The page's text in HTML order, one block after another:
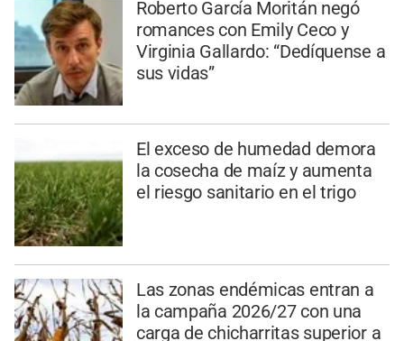
Roberto García Moritán negó
romances con Emily Ceco y
Virginia Gallardo: “Dedíquense a
sus vidas”
El exceso de humedad demora
la cosecha de maíz y aumenta
el riesgo sanitario en el trigo
Las zonas endémicas entran a
la campaña 2026/27 con una
carga de chicharritas superior a